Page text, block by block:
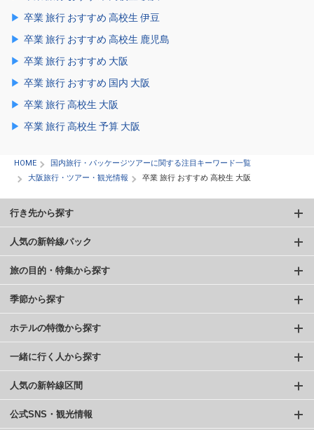
卒業 旅行 おすすめ 高校生 伊豆
卒業 旅行 おすすめ 高校生 鹿児島
卒業 旅行 おすすめ 大阪
卒業 旅行 おすすめ 国内 大阪
卒業 旅行 高校生 大阪
卒業 旅行 高校生 予算 大阪
HOME
国内旅行・パッケージツアーに関する注目キーワード一覧
大阪旅行・ツアー・観光情報
卒業 旅行 おすすめ 高校生 大阪
行き先から探す
人気の新幹線パック
旅の目的・特集から探す
季節から探す
ホテルの特徴から探す
一緒に行く人から探す
人気の新幹線区間
公式SNS・観光情報